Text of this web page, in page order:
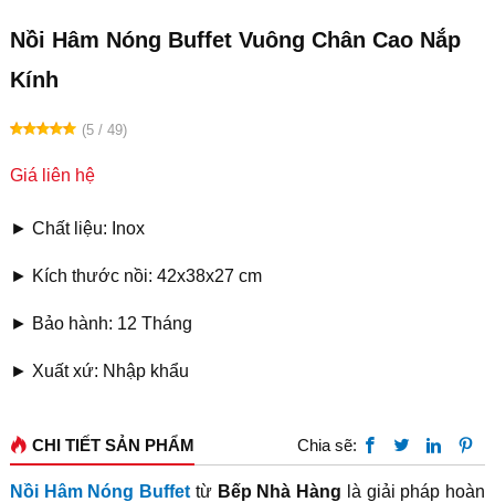
Nồi Hâm Nóng Buffet Vuông Chân Cao Nắp
Kính
(5 / 49)
Giá liên hệ
► Chất liệu: Inox
► Kích thước nồi: 42x38x27 cm
► Bảo hành: 12 Tháng
► Xuất xứ: Nhập khẩu
CHI TIẾT SẢN PHẨM Chia sẽ:
Nồi Hâm Nóng Buffet từ Bếp Nhà Hàng là giải pháp hoàn